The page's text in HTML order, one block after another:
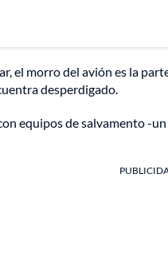
el morro del avión es la
desperdigado.
equipos de salvamento -